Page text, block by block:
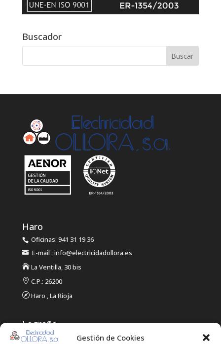
Gestión de Cookies
Buscador
Haro
Oficinas: 941 31 19 36
E-mail : info@electricidadollora.es
La Ventilla, 30 bis
 C.P.: 26200
Haro , La Rioja
Logroño
Oficinas: 941 21 14 61